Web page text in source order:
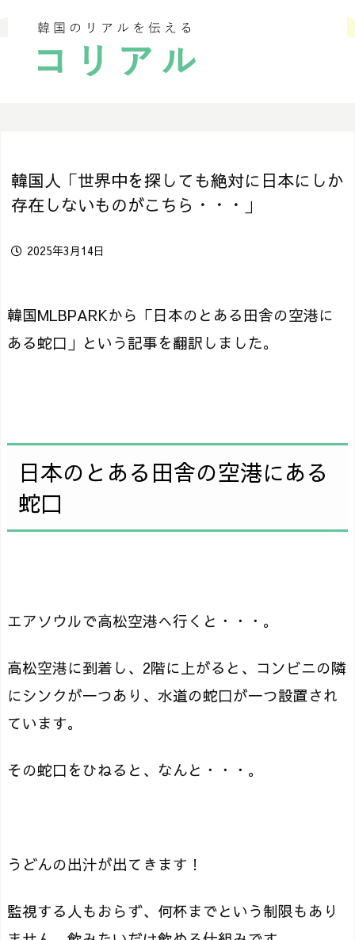
韓国人「世界中を探しても絶対に日本にしか
存在しないものがこちら・・・」
2025年3月14日
韓国MLBPARKから「日本のとある田舎の空港に
ある蛇口」という記事を翻訳しました。
日本のとある田舎の空港にある
蛇口
エアソウルで高松空港へ行くと・・・。
高松空港に到着し、2階に上がると、コンビニの隣
にシンクが一つあり、水道の蛇口が一つ設置され
ています。
その蛇口をひねると、なんと・・・。
うどんの出汁が出てきます！
監視する人もおらず、何杯までという制限もあり